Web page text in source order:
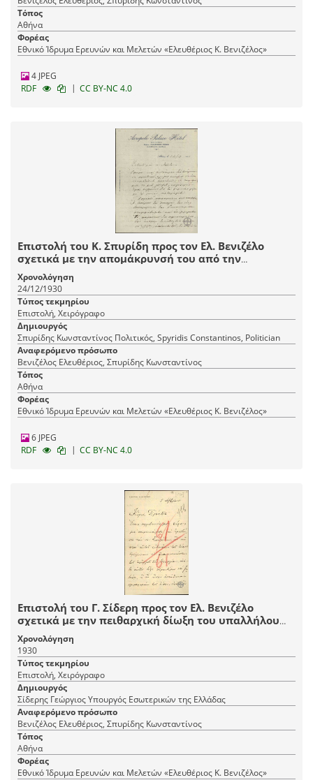
Τόπος
Αθήνα
Φορέας
Εθνικό Ίδρυμα Ερευνών και Μελετών «Ελευθέριος Κ. Βενιζέλος»
4 JPEG
RDF
| CC BY-NC 4.0
Επιστολή του Κ. Σπυρίδη προς τον Ελ. Βενιζέλο
σχετικά με την απομάκρυνσή του από την
κυβέρνηση, το θέμα του διορισμού και της παύσης
υπουργών και την εμπλοκή του Τύπου.
Χρονολόγηση
24/12/1930
Τύπος τεκμηρίου
Επιστολή, Χειρόγραφο
Δημιουργός
Σπυρίδης Κωνσταντίνος Πολιτικός, Spyridis Constantinos, Politician
Αναφερόμενο πρόσωπο
Βενιζέλος Ελευθέριος, Σπυρίδης Κωνσταντίνος
Τόπος
Αθήνα
Φορέας
Εθνικό Ίδρυμα Ερευνών και Μελετών «Ελευθέριος Κ. Βενιζέλος»
6 JPEG
RDF
| CC BY-NC 4.0
Επιστολή του Γ. Σίδερη προς τον Ελ. Βενιζέλο
σχετικά με την πειθαρχική δίωξη του υπαλλήλου
Ζούκα.
Χρονολόγηση
1930
Τύπος τεκμηρίου
Επιστολή, Χειρόγραφο
Δημιουργός
Σίδερης Γεώργιος Υπουργός Εσωτερικών της Ελλάδας
Αναφερόμενο πρόσωπο
Βενιζέλος Ελευθέριος, Σπυρίδης Κωνσταντίνος
Τόπος
Αθήνα
Φορέας
Εθνικό Ίδρυμα Ερευνών και Μελετών «Ελευθέριος Κ. Βενιζέλος»